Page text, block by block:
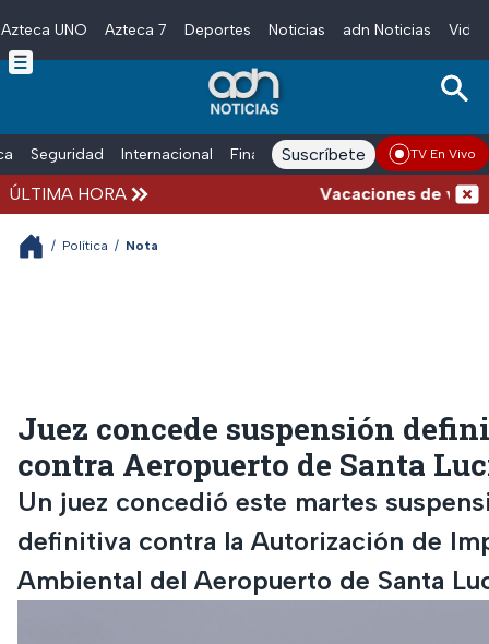
Skip to main content
Azteca UNO Azteca 7 Deportes Noticias adn Noticias
Seguridad Internacional Finanzas adn Noticias Radio
Suscríbete TV En Vivo
ÚLTIMA HORA Vacaciones de verano
/ Política / Nota
Juez concede suspensión
contra Aeropuerto de Santa
Un juez concedió este martes
definitiva contra la Autorización de
Ambiental del Aeropuerto de Santa